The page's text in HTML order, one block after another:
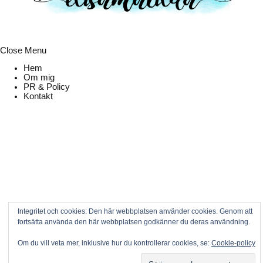
Close Menu
Hem
Om mig
PR & Policy
Kontakt
Integritet och cookies: Den här webbplatsen använder cookies. Genom att
fortsätta använda den här webbplatsen godkänner du deras användning.
Om du vill veta mer, inklusive hur du kontrollerar cookies, se: Cookie-policy